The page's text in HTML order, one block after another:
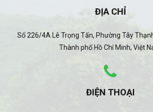
ĐỊA CHỈ
Số 226/4A Lê Trọng Tấn, Phường Tây
Thành phố Hồ Chí Minh, Việt
ĐIỆN THOẠI